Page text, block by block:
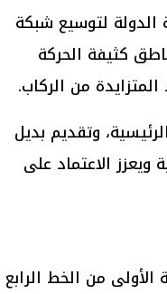
الدولة لتوسيع شبكة
كثيفة الحركة
من الركاب.
وتقديم بديل
ويعزز الاعتماد على
من الخط الرابع